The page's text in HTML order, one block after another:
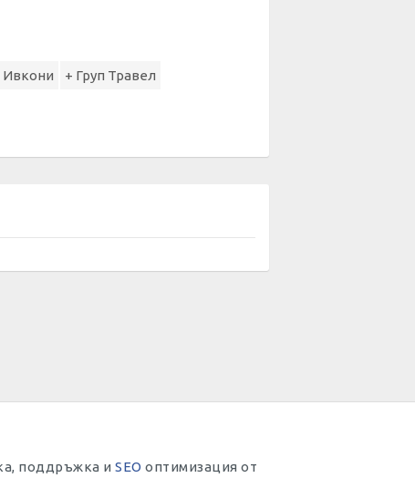
+ Груп Травел
поддръжка и SEO оптимизация от